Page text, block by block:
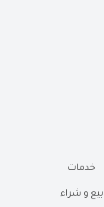
خدمات
بيع و شراء